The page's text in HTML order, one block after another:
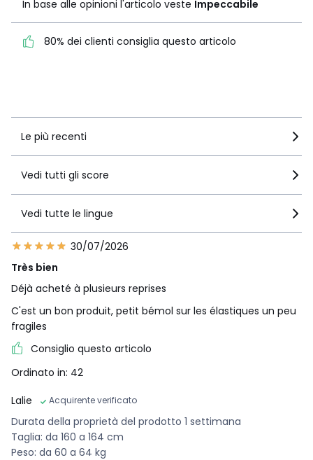
Impeccabile
80% dei clienti consiglia
In base alle opinioni l'articolo veste Impeccabile
80% dei clienti consiglia questo articolo
Le più recenti
Vedi tutti gli score
Vedi tutte le lingue
30/07/2026
Très bien
Déjà acheté à plusieurs reprises
C'est un bon produit, petit bémol sur les élastiques un peu
fragiles
Consiglio questo articolo
Ordinato in: 42
Lalie
Acquirente verificato
Durata della proprietà del prodotto 1 settimana
Taglia: da 160 a 164 cm
Peso: da 60 a 64 kg